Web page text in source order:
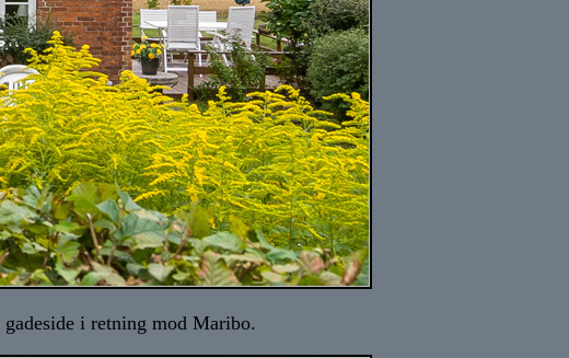
i retning mod Maribo.